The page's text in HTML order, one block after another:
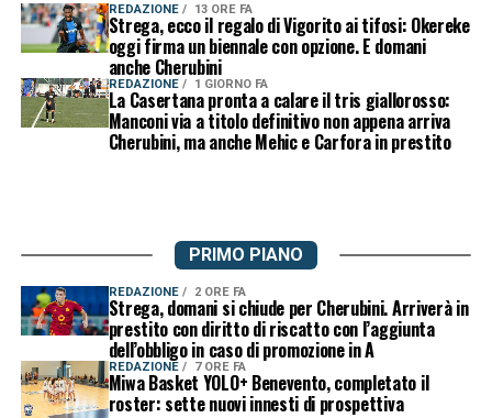
REDAZIONE 13 ORE FA
Strega, ecco il regalo di Vigorito ai tifosi: Okereke
oggi firma un biennale con opzione. E domani
anche Cherubini
REDAZIONE 1 GIORNO FA
La Casertana pronta a calare il tris giallorosso:
Manconi via a titolo definitivo non appena arriva
Cherubini, ma anche Mehic e Carfora in prestito
PRIMO PIANO
REDAZIONE 2 ORE FA
Strega, domani si chiude per Cherubini. Arriverà in
prestito con diritto di riscatto con l’aggiunta
dell’obbligo in caso di promozione in A
REDAZIONE 7 ORE FA
Miwa Basket YOLO+ Benevento, completato il
roster: sette nuovi innesti di prospettiva